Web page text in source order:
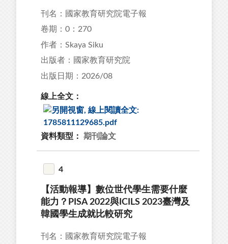
刊名：國家教育研究院電子報
卷期：0：270
作者：Skaya Siku
出版者：國家教育研究院
出版日期：2026/08
線上全文：
資料類型： 期刊論文
4
【活動報導】數位世代學生需要什麼
能力？PISA 2022與ICILS 2023臺灣及
韓國學生成就比較研究
刊名：國家教育研究院電子報